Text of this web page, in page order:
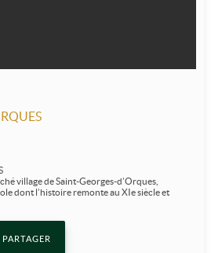
village de Saint-Georges-d’Orques,
dont l’histoire remonte au XIe siècle et
PARTAGER